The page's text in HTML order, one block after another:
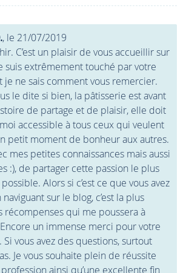
, le 21/07/2019
C’est un plaisir de vous accueillir sur
suis extrêmement touché par votre
je ne sais comment vous remercier.
le dite si bien, la pâtisserie est avant
de partage et de plaisir, elle doit
accessible à tous ceux qui veulent
petit moment de bonheur aux autres.
mes petites connaissances mais aussi
:), de partager cette passion le plus
Alors si c’est ce que vous avez
sur le blog, c’est la plus
récompenses qui me poussera à
un immense merci pour votre
Si vous avez des questions, surtout
Je vous souhaite plein de réussite
ainsi qu’une excellente fin